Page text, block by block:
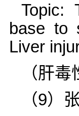
Topic:
base to
Liver
（肝
（9）